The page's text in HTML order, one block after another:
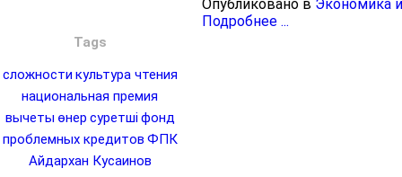
Tags
сложности культура чтения
национальная премия
вычеты өнер суретшіфонд
проблемных кредитов ФПК
Айдархан Кусаинов
Опубликовано в Экономика
Подробнее ...